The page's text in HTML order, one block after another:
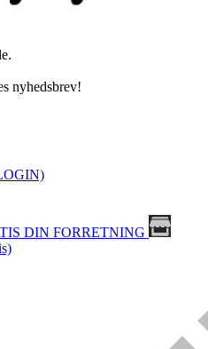
nyhedsbrev!
DIN FORRETNING